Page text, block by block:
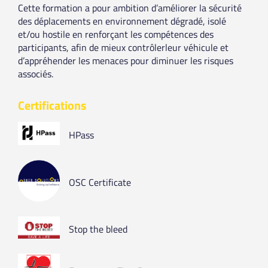
Cette formation a pour ambition d’améliorer la sécurité
des déplacements en environnement dégradé, isolé
et/ou hostile en renforçant les compétences des
participants, afin de mieux contrôlerleur véhicule et
d’appréhender les menaces pour diminuer les risques
associés.
Certifications
HPass
OSC Certificate
Stop the bleed